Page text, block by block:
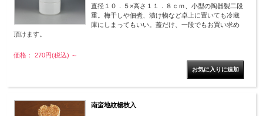
直径１０．５×高さ１１．８ｃｍ、小型の陶器製二段
重。梅干しや佃煮、漬け物など卓上に置いても冷蔵
庫にしまってもいい。蓋だけ、一段でもお買い求め
頂けます。
価格： 270円(税込) ～
南蛮地紋楊枝入